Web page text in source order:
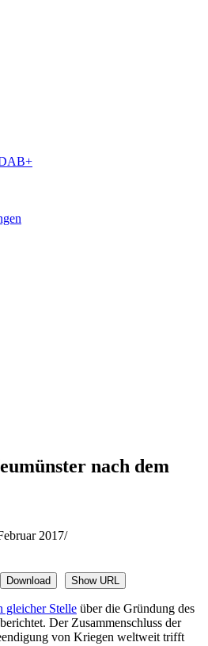
nach dem
2017
Download Show URL
gleicher Stelle über die Gründung des
Der Zusammenschluss der
von Kriegen weltweit trifft